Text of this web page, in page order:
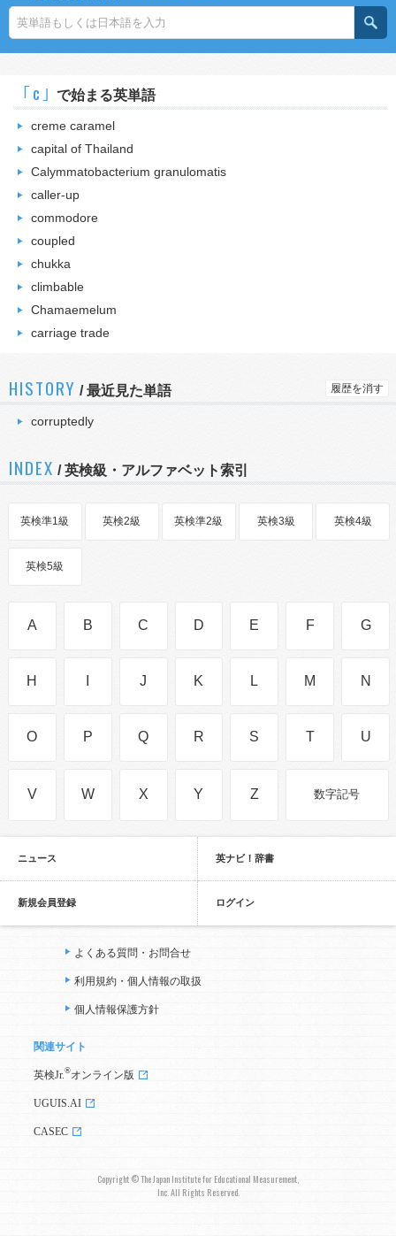
｢c｣ で始まる英単語
creme caramel
capital of Thailand
Calymmatobacterium granulomatis
caller-up
commodore
coupled
chukka
climbable
Chamaemelum
carriage trade
HISTORY /最近見た単語 履歴を消す
corruptedly
INDEX / 英検級・アルファベット索引
英検準1級 英検2級 英検準2級 英検3級 英検4級
英検5級
A B C D E F G
H J K L M N
O P Q R S T U
V W X Y Z 数字記号
ニュース 英ナビ！辞書
新規会員登録 ログイン
よくある質問・お問合せ
利用規約・個人情報の取扱
個人情報保護方針
関連サイト
英検Jr. ®オンライン版
UGUIS.AI
CASEC
Copyright © The Japan Institute for Educational Measurement,
Inc. All Rights Reserved.